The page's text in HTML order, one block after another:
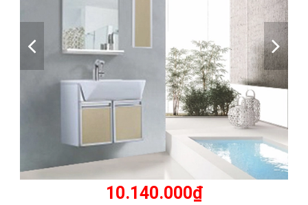
10.140.000₫